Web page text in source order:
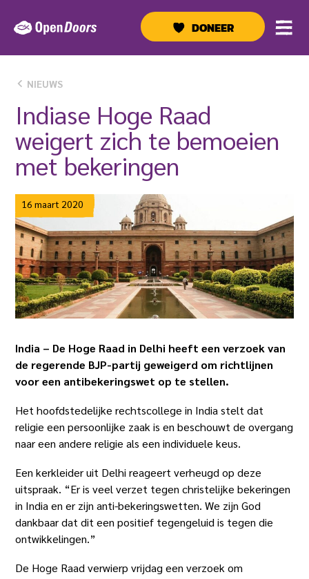
naar
inhoud
DONEER
NIEUWS
Indiase Hoge Raad
weigert zich te bemoeien
met bekeringen
16 maart 2020
India – De Hoge Raad in Delhi heeft een verzoek van
de regerende BJP-partij geweigerd om richtlijnen
voor een antibekeringswet op te stellen.
Het hoofdstedelijke rechtscollege in India stelt dat
religie een persoonlijke zaak is en beschouwt de overgang
naar een andere religie als een individuele keus.
Een kerkleider uit Delhi reageert verheugd op deze
uitspraak. “Er is veel verzet tegen christelijke bekeringen
in India en er zijn anti-bekeringswetten. We zijn God
dankbaar dat dit een positief tegengeluid is tegen die
ontwikkelingen.”
De Hoge Raad verwierp vrijdag een verzoek om